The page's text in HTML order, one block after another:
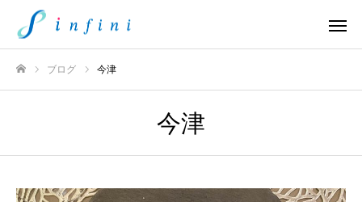
ブログ 今津
今津